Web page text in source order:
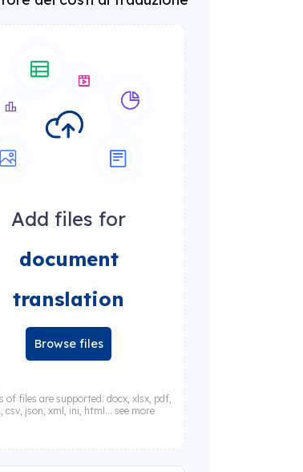
Add files for
document
translation
Browse files
of files are supported: docx, xlsx, pdf,
csv, json, xml, ini, html... see more